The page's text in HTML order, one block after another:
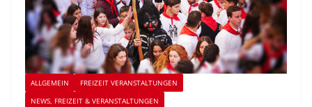
ALLGEMEIN
FREIZEIT VERANSTALTUNGEN
NEWS, FREIZEIT & VERANSTALTUNGEN